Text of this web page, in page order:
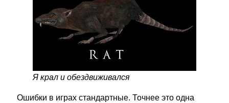
Я крал и обездвиживался
Ошибки в играх стандартные. Точнее это одна